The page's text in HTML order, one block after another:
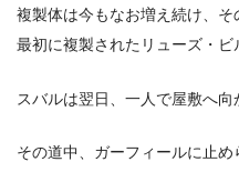
複製体は今もなお増え続け、そ
最初に複製されたリューズ・ビ
スバルは翌日、一人で屋敷へ向
その道中、ガーフィールに止